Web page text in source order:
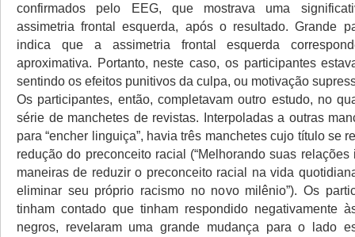
confirmados pelo EEG, que mostrava uma
assimetria frontal esquerda, após o resultado. Grande
indica que a assimetria frontal esquerda
aproximativa. Portanto, neste caso, os participantes
sentindo os efeitos punitivos da culpa, ou motivação
Os participantes, então, completavam outro estudo, no
série de manchetes de revistas. Interpoladas a outras
para “encher linguiça”, havia três manchetes cujo título se
redução do preconceito racial (“Melhorando suas relações
maneiras de reduzir o preconceito racial na vida
eliminar seu próprio racismo no novo milênio”). Os
tinham contado que tinham respondido negativamente
negros, revelaram uma grande mudança para o lado